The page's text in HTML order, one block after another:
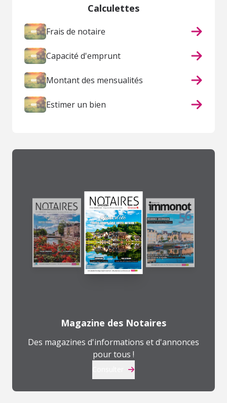
Calculettes
Frais de notaire
Capacité d'emprunt
Montant des mensualités
Estimer un bien
Magazine des Notaires
Des magazines d'informations et d'annonces
pour tous !